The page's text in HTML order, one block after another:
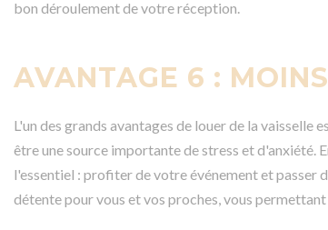
bon déroulement de votre réception.
AVANTAGE 6 :
L'un des grands avantages de louer de la vaisselle
être une source importante de stress et d'anxiété.
l'essentiel : profiter de votre événement et passer
détente pour vous et vos proches, vous